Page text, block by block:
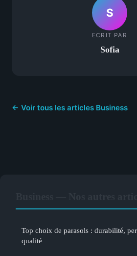
S
ECRIT PAR
Sofia
← Voir tous les articles Business
Top choix de parasols : durabilité,
qualité